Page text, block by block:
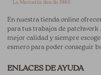
En nuestra tienda online
para tus trabajos de patchwork
mejor calidad y siempre
esmero para poder conseguir
ENLACES DE AYUDA